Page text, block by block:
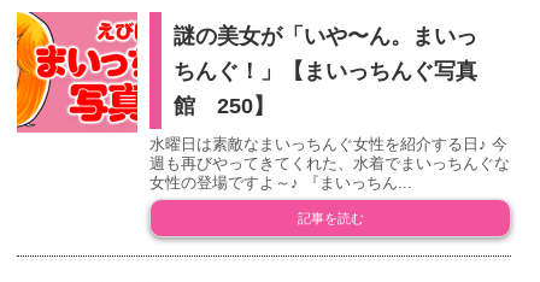
謎の美女が「いや〜ん。まいっ
ちんぐ！」【まいっちんぐ写真
館 250】
水曜日は素敵なまいっちんぐ女性を紹介する日♪ 今
週も再びやってきてくれた、水着でまいっちんぐな
女性の登場ですよ～♪ 『まいっちん...
記事を読む